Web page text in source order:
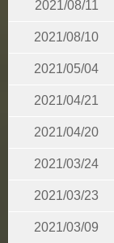
2021/08/11
2021/08/10
2021/05/04
2021/04/21
2021/04/20
2021/03/24
2021/03/23
2021/03/09